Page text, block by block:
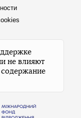
не влияют